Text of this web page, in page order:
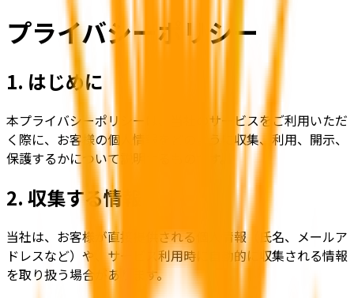
プライバシーポリシー
1. はじめに
本プライバシーポリシーは、当社のサービスをご利用いただ
く際に、お客様の個人情報をどのように収集、利用、開示、
保護するかについて説明するものです。
2. 収集する情報
当社は、お客様が直接提供される個人情報（氏名、メールア
ドレスなど）や、サービス利用時に自動的に収集される情報
を取り扱う場合があります。